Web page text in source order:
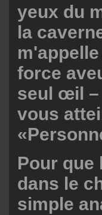
yeux du
la
m'appelle
force
seul œil –
vous
Pour que
dans le
simple